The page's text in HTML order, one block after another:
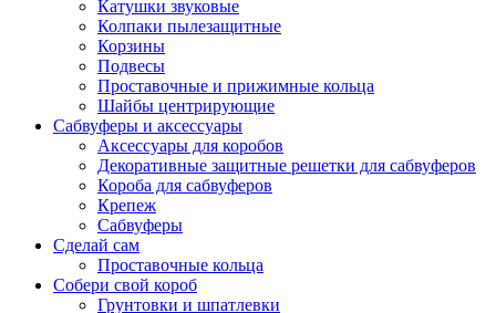
Катушки звуковые
Колпаки пылезащитные
Корзины
Подвесы
Проставочные и прижимные кольца
Шайбы центрирующие
Сабвуферы и аксессуары
Аксессуары для коробов
Декоративные защитные решетки для сабвуферов
Короба для сабвуферов
Крепеж
Сабвуферы
Сделай сам
Проставочные кольца
Собери свой короб
Грунтовки и шпатлевки